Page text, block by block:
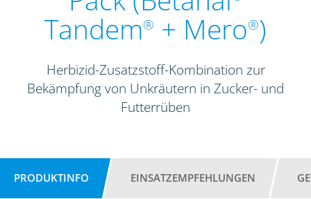
Tandem® + Mero®)
Herbizid-Zusatzstoff-Kombination zur
Bekämpfung von Unkräutern in Zucker- und
Futterrüben
PRODUKTINFO EINSATZEMPFEHLUNGEN